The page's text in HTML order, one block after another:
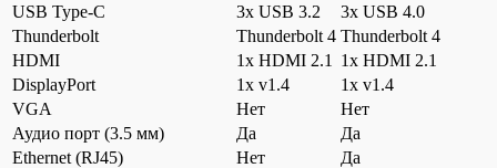
USB Type-C
3x USB 3.2
3x USB 4.0
Thunderbolt
Thunderbolt 4 Thunderbolt 4
HDMI
1x HDMI 2.1
1x HDMI 2.1
DisplayPort
1x v1.4
1x v1.4
VGA
Нет
Нет
Аудио порт (3.5 мм)
Да
Да
Ethernet (RJ45)
Нет
Да